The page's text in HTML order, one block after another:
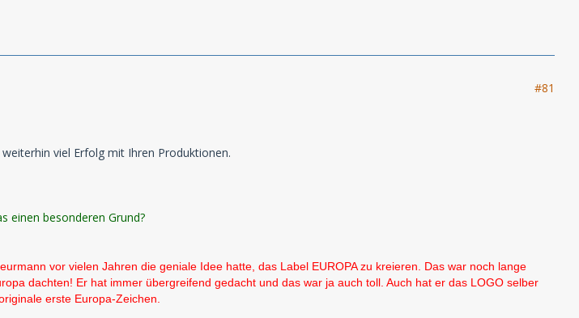
#81
viel Erfolg mit Ihren Produktionen.
einen besonderen Grund?
vor vielen Jahren die geniale Idee hatte, das Label EUROPA zu kreieren. Das war noch lange
dachten! Er hat immer übergreifend gedacht und das war ja auch toll. Auch hat er das LOGO selber
erste Europa-Zeichen.